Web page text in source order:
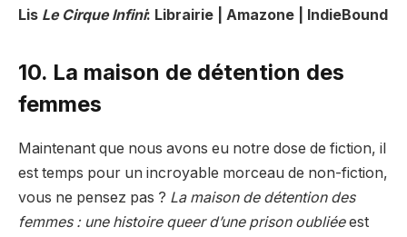
Lis Le Cirque Infini: Librairie | Amazone | IndieBound
10. La maison de détention des
femmes
Maintenant que nous avons eu notre dose de fiction, il
est temps pour un incroyable morceau de non-fiction,
vous ne pensez pas ? La maison de détention des
femmes : une histoire queer d’une prison oubliéeest